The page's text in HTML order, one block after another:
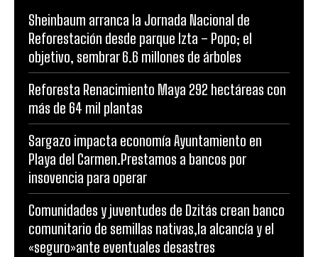
Sheinbaum arranca la Jornada Nacional de
Reforestación desde parque Izta – Popo; el
objetivo, sembrar 6.6 millones de árboles
Reforesta Renacimiento Maya 292 hectáreas con
más de 64 mil plantas
Sargazo impacta economía Ayuntamiento en
Playa del Carmen.Prestamos a bancos por
insovencia para operar
Comunidades y juventudes de Dzitás crean banco
comunitario de semillas nativas,la alcancía y el
«seguro»ante eventuales desastres